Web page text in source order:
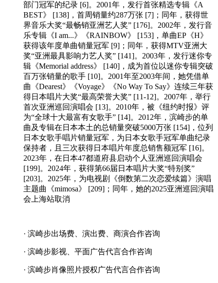
部门冠军的纪录 [6]。2001年，发行首张精选专辑《A
BEST》 [138]，首周销量约287万张 [7]；同年，获得世
界音乐大奖“最畅销亚洲艺人奖” [176]。2002年，发行音
乐专辑《I am...》《RAINBOW》 [153]，单曲EP《H》
获得该年度单曲销量冠军 [9]；同年，获得MTV亚洲大
奖“亚洲最具影响力艺人奖” [141]。2003年，发行迷你专
辑《Memorial address》 [140]，成为首位以迷你专辑突破
百万张销量的歌手 [10]。2001年至2003年间，她凭借单
曲《Dearest》《Voyage》《No Way To Say》连续三年获
得日本唱片大奖“最高荣誉大奖” [11-12]。2007年，举行
首次亚洲巡回演唱会 [13]。2010年，被《纽约时报》评
为“全球十大最富有女歌手” [14]。2012年，滨崎步的单
曲及专辑在日本本土的总销量突破5000万张 [154]，位列
日本女歌手唱片销量冠军，为日本女歌手冠军单曲纪录
保持者，且三次获得日本唱片年度总销售额冠军 [16]。
2023年，在日本47都道府县启动个人亚洲巡回演唱会
[199]。2024年，获得第66届日本唱片大奖“特别奖”
[203]。2025年，为电视剧《倒数第二次恋爱续篇》演唱
主题曲《mimosa》 [209]；同年，她的2025亚洲巡回演唱
会上海站取消
· 滨崎步出场费、演出费、商演合作咨询
· 滨崎步影视、平面广告代言合作咨询
· 滨崎步肖像照片授权广告代言合作咨询